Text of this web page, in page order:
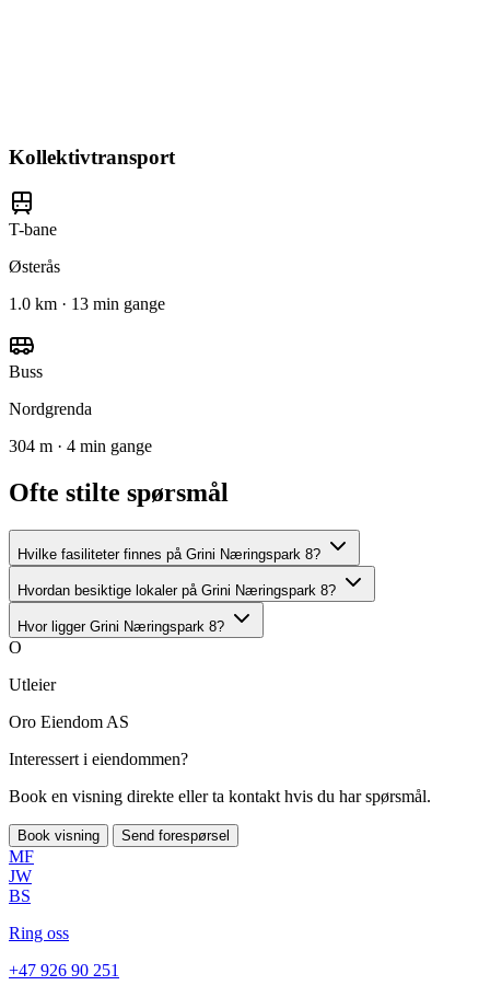
Kollektivtransport
T-bane
Østerås
1.0 km · 13 min gange
Buss
Nordgrenda
304 m · 4 min gange
Ofte stilte spørsmål
Hvilke fasiliteter finnes på Grini Næringspark 8?
Hvordan besiktige lokaler på Grini Næringspark 8?
Hvor ligger Grini Næringspark 8?
O
Utleier
Oro Eiendom AS
Interessert i eiendommen?
Book en visning direkte eller ta kontakt hvis du har spørsmål.
Book visning Send forespørsel
MF
JW
BS
Ring oss
+47 926 90 251